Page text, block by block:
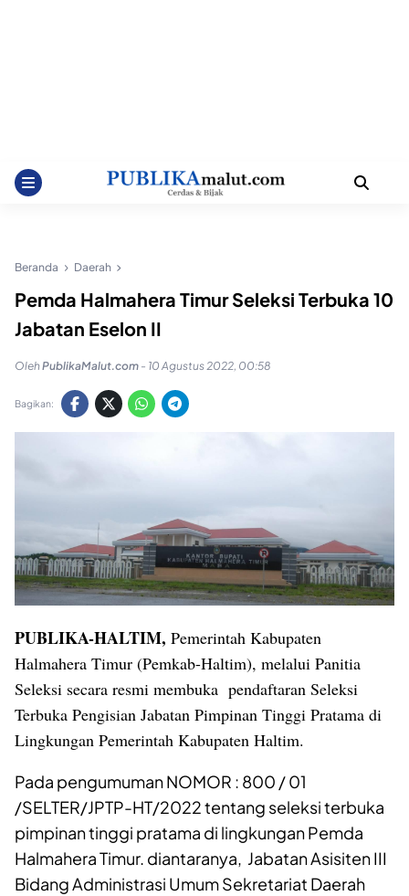
Beranda Daerah
Pemda Halmahera Timur Seleksi Terbuka 10
Jabatan Eselon II
OlehPublikaMalut.com - 10 Agustus 2022, 00:58
Bagikan:
PUBLIKA-HALTIM, Pemerintah Kabupaten
Halmahera Timur (Pemkab-Haltim), melalui Panitia
Seleksi secara resmi membuka pendaftaran Seleksi
Terbuka Pengisian Jabatan Pimpinan Tinggi Pratama di
Lingkungan Pemerintah Kabupaten Haltim.
Pada pengumuman NOMOR : 800 / 01
/SELTER/JPTP-HT/2022 tentang seleksi terbuka
pimpinan tinggi pratama di lingkungan Pemda
Halmahera Timur. diantaranya, Jabatan Asisiten III
Bidang Administrasi Umum Sekretariat Daerah